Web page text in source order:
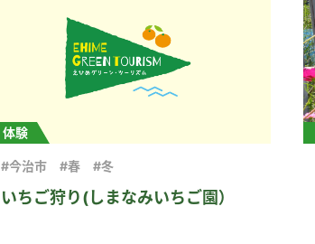
体験
いちご狩り(しまなみいちご園）
#今治市 #春 #冬